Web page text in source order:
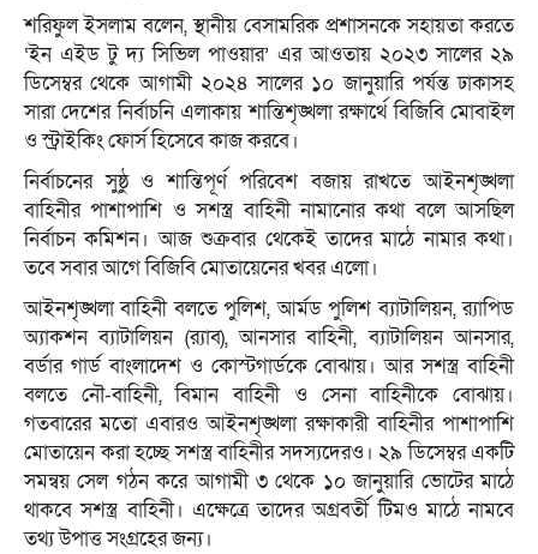
শরিফুল ইসলাম বলেন, স্থানীয় বেসামরিক প্রশাসনকে সহায়তা করতে
‘ইন এইড টু দ্য সিভিল পাওয়ার’ এর আওতায় ২০২৩ সালের ২৯
ডিসেম্বর থেকে আগামী ২০২৪ সালের ১০ জানুয়ারি পর্যন্ত ঢাকাসহ
সারা দেশের নির্বাচনি এলাকায় শান্তিশৃঙ্খলা রক্ষার্থে বিজিবি মোবাইল
ও স্ট্রাইকিং ফোর্স হিসেবে কাজ করবে।
নির্বাচনের সুষ্ঠু ও শান্তিপূর্ণ পরিবেশ বজায় রাখতে আইনশৃঙ্খলা
বাহিনীর পাশাপাশি ও সশস্ত্র বাহিনী নামানোর কথা বলে আসছিল
নির্বাচন কমিশন। আজ শুক্রবার থেকেই তাদের মাঠে নামার কথা।
তবে সবার আগে বিজিবি মোতায়েনের খবর এলো।
আইনশৃঙ্খলা বাহিনী বলতে পুলিশ, আর্মড পুলিশ ব্যাটালিয়ন, র‌্যাপিড
অ্যাকশন ব্যাটালিয়ন (র‌্যাব), আনসার বাহিনী, ব্যাটালিয়ন আনসার,
বর্ডার গার্ড বাংলাদেশ ও কোস্টগার্ডকে বোঝায়। আর সশস্ত্র বাহিনী
বলতে নৌ-বাহিনী, বিমান বাহিনী ও সেনা বাহিনীকে বোঝায়।
গতবারের মতো এবারও আইনশৃঙ্খলা রক্ষাকারী বাহিনীর পাশাপাশি
মোতায়েন করা হচ্ছে সশস্ত্র বাহিনীর সদস্যদেরও। ২৯ ডিসেম্বর একটি
সমন্বয় সেল গঠন করে আগামী ৩ থেকে ১০ জানুয়ারি ভোটের মাঠে
থাকবে সশস্ত্র বাহিনী। এক্ষেত্রে তাদের অগ্রবর্তী টিমও মাঠে নামবে
তথ্য উপাত্ত সংগ্রহের জন্য।